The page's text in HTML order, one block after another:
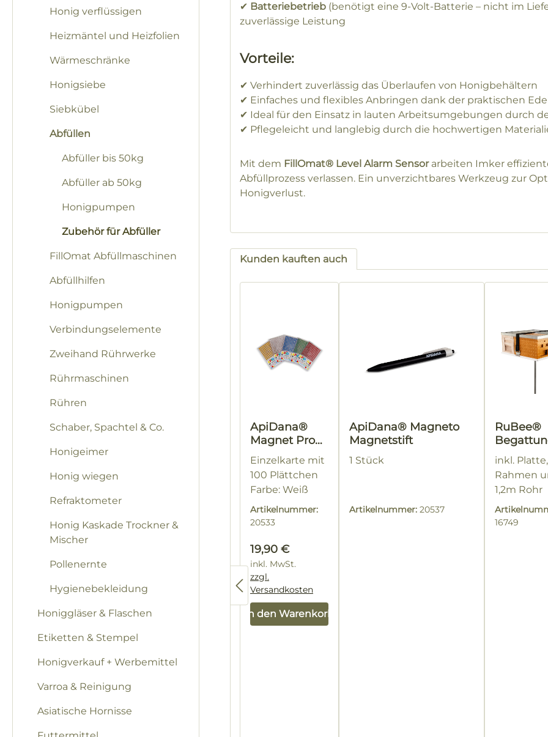
Honig verflüssigen
Heizmäntel und Heizfolien
Wärmeschränke
Honigsiebe
Siebkübel
Abfüllen
Abfüller bis 50kg
Abfüller ab 50kg
Honigpumpen
Zubehör für Abfüller
FillOmat Abfüllmaschinen
Abfüllhilfen
Honigpumpen
Verbindungselemente
Zweihand Rührwerke
Rührmaschinen
Rühren
Schaber, Spachtel & Co.
Honigeimer
Honig wiegen
Refraktometer
Honig Kaskade Trockner &
Mischer
Pollenernte
Hygienebekleidung
Honiggläser & Flaschen
Etiketten & Stempel
Honigverkauf + Werbemittel
Varroa & Reinigung
Asiatische Hornisse
✔ Batteriebetrieb (benötigt eine 9-Volt-Batterie – nicht im
zuverlässige Leistung
Vorteile:
✔ Verhindert zuverlässig das Überlaufen von Honigbehältern
✔ Einfaches und flexibles Anbringen dank der praktischen
✔ Ideal für den Einsatz in lauten Arbeitsumgebungen durch
✔ Pflegeleicht und langlebig durch die hochwertigen
Mit dem FillOmat® Level Alarm Sensorarbeiten Imker
Abfüllprozess verlassen. Ein unverzichtbares Werkzeug zur
Honigverlust.
Kunden kauften auch
Produktgalerie überspringen
ApiDana®
Magnet Pro
Zeichenplättc
hen
Einzelkarte mit
100 Plättchen
Farbe: Weiß
Artikelnummer:
20533
Regulärer Preis:
19,90 €
inkl. MwSt.
zzgl.
Versandkosten
In den Warenkorb
ApiDana® Magneto
Magnetstift
1 Stück
Artikelnummer: 20537
RuBee®
QUADRO
inkl. Platte,
Rahmen
1,2m Rohr
16749